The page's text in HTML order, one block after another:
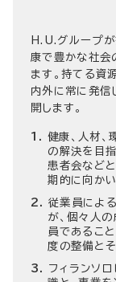
H.U.グループが
康で豊かな社会
ます。持てる資
内外に常に発信
開します。
健康、人材、
の解決を目
患者会など
期的に向か
従業員によ
が、個々人
員であるこ
度の整備と
フィランソ